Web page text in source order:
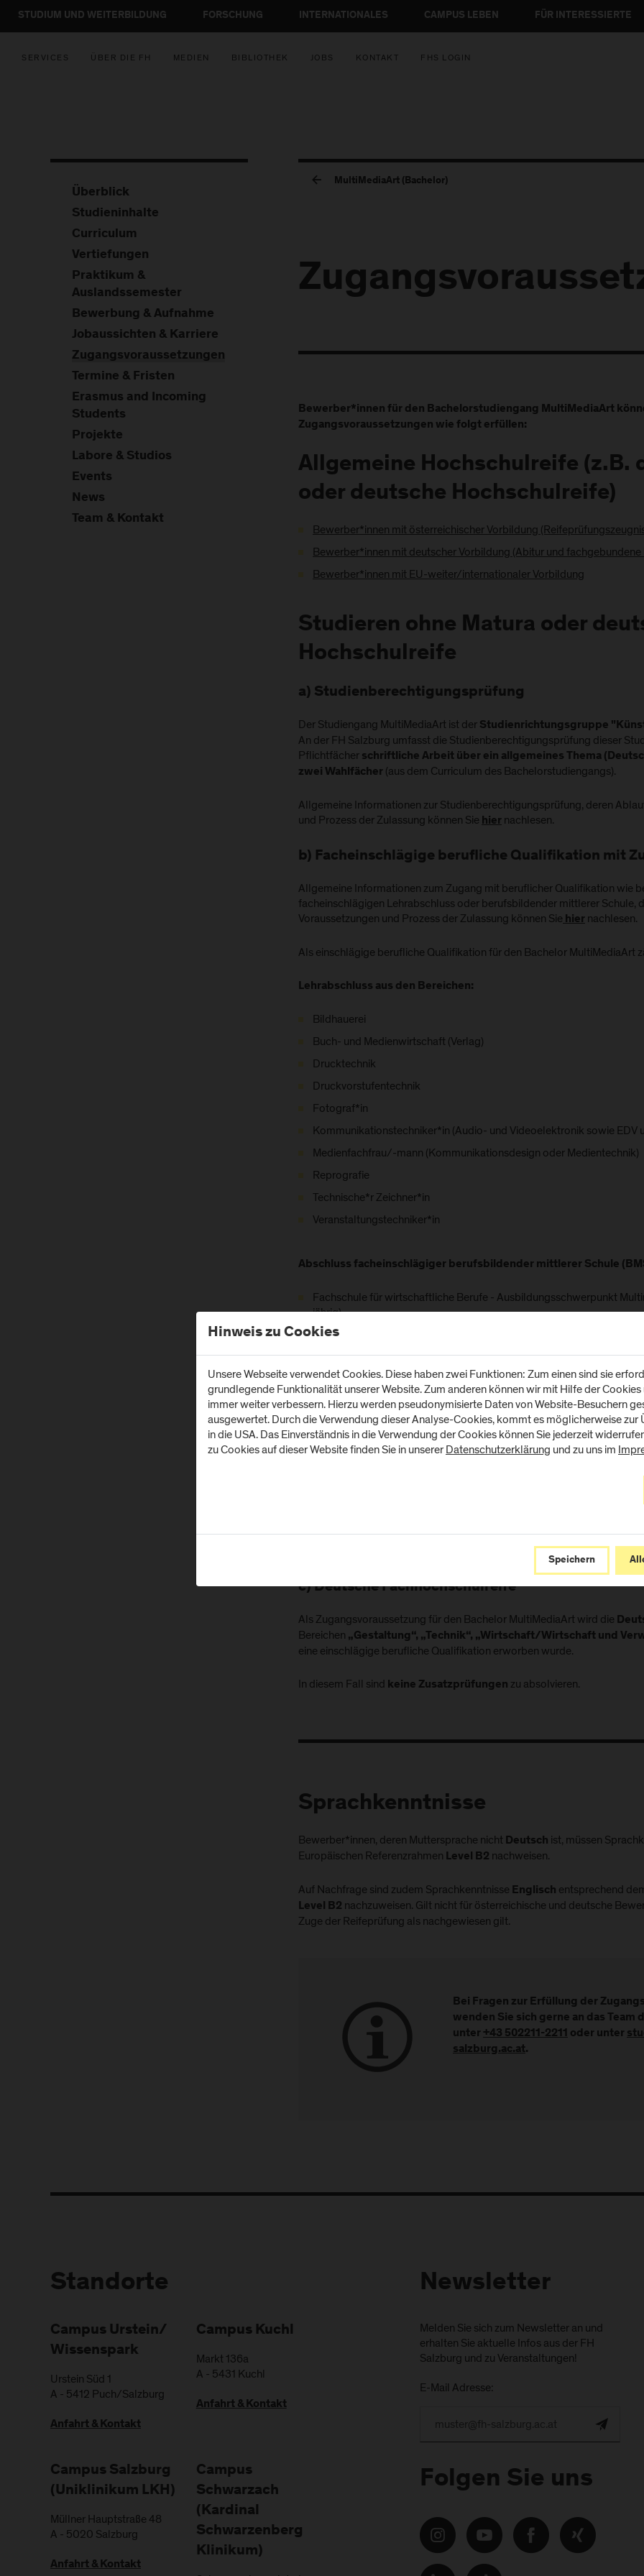
STUDIUM UND WEITERBILDUNG FORSCHUNG INTERNATIONALES CAMPUS LEBEN FÜR INTERESSIERTE
SERVICES ÜBER DIE FH MEDIEN BIBLIOTHEK JOBS KONTAKT FHS LOGIN
MultiMediaArt (Bachelor)
Bewerber*innen für den Bachelorstudiengang MultiMediaArt
Zugangsvoraussetzungen wie folgt erfüllen:
Allgemeine Hochschulreife (z.B.
oder deutsche Hochschulreife)
Bewerber*innen mit österreichischer Vorbildung
Bewerber*innen mit deutscher Vorbildung (Abitur und
Bewerber*innen mit EU-weiter/internationaler Vorbildung
Studieren ohne Matura oder
Hochschulreife
a) Studienberechtigungsprüfung
Der Studiengang MultiMediaArt ist der Studienrichtungsgruppe
An der FH Salzburg umfasst die Studienberechtigungsprüfung dieser
Pflichtfächer schriftliche Arbeit über ein allgemeines Thema
zwei Wahlfächer (aus dem Curriculum des Bachelorstudiengangs).
Allgemeine Informationen zur Studienberechtigungsprüfung, deren
und Prozess der Zulassung können Sie hier nachlesen.
b) Facheinschlägige berufliche Qualifikation mit
Allgemeine Informationen zum Zugang mit beruflicher Qualifikation wie
facheinschlägigen Lehrabschluss oder berufsbildender mittlerer Schule,
Voraussetzungen und Prozess der Zulassung können Sie hier nachlesen.
Als einschlägige berufliche Qualifikation für den Bachelor MultiMediaArt
Lehrabschluss aus den Bereichen:
Bildhauerei
Buch- und Medienwirtschaft (Verlag)
Drucktechnik
Druckvorstufentechnik
Fotograf*in
Kommunikationstechniker*in (Audio- und Videoelektronik sowie EDV
Medienfachfrau/-mann (Kommunikationsdesign oder Medientechnik)
Reprografie
Technische*r Zeichner*in
Veranstaltungstechniker*in
Abschluss facheinschlägiger berufsbildender mittlerer Schule
Fachschule für wirtschaftliche Berufe - Ausbildungsschwerpunkt
jährig)
Fachschule für wirtschaftliche Berufe - Ausbildungsschwerpunkt
Fachschule für wirtschaftliche Berufe - Ausbildungsschwerpunkt PC-
jährig)
Fachschule für Mediengestaltung und Drucktechnik (4 Jahre)
zweijährige facheinschlägige Berufserfahrung
Zu den genannten beruflichen Qualifikationen (Lehrabschluss,
Zusatzprüfungen Deutsch (Aufsatz) und
Mehr Informationen zu den Zusatzprüfungen können Siehiernachlesen.
c) Deutsche Fachhochschulreife
Als Zugangsvoraussetzung für den Bachelor MultiMediaArt wird die
Bereichen „Gestaltung“, „Technik“, „Wirtschaft/Wirtschaft und
eine einschlägige berufliche Qualifikation erworben wurde.
In diesem Fall sind keine Zusatzprüfungen zu absolvieren.
Sprachkenntnisse
Bewerber*innen, deren Muttersprache nicht Deutsch ist, müssen
Europäischen Referenzrahmen Level B2 nachweisen.
Auf Nachfrage sind zudem Sprachkenntnisse Englisch entsprechend
Level B2 nachzuweisen. Gilt nicht für österreichische und deutsche
Zuge der Reifeprüfung als nachgewiesen gilt.
Bei Fragen zur Erfüllung der
wenden Sie sich gerne an das Team
unter +43 502211-2211 oder unter
salzburg.ac.at.
Überblick
Studieninhalte
Curriculum
Vertiefungen
Praktikum &
Auslandssemester
Bewerbung & Aufnahme
Jobaussichten & Karriere
Zugangsvoraussetzungen
Termine & Fristen
Erasmus and Incoming
Students
Projekte
Labore & Studios
Events
News
Team & Kontakt
Standorte
Campus Urstein/
Wissenspark
Urstein Süd 1
A - 5412 Puch/Salzburg
Anfahrt & Kontakt
Campus Kuchl
Markt 136a
A - 5431 Kuchl
Anfahrt & Kontakt
Campus Salzburg
(Uniklinikum LKH)
Müllner Hauptstraße 48
A - 5020 Salzburg
Anfahrt & Kontakt
Campus
Schwarzach
(Kardinal
Schwarzenberg
Klinikum)
Newsletter
Melden Sie sich zum Newsletter an und
erhalten Sie aktuelle Infos aus der FH
Salzburg und zu Veranstaltungen!
E-Mail Adresse:
Folgen Sie uns
Hinweis zu Cookies
Unsere Webseite verwendet Cookies. Diese haben zwei Funktionen: Zum einen sind sie
grundlegende Funktionalität unserer Website. Zum anderen können wir mit Hilfe der Cookies
immer weiter verbessern. Hierzu werden pseudonymisierte Daten von Website-Besuchern
ausgewertet. Durch die Verwendung dieser Analyse-Cookies, kommt es möglicherweise
in die USA. Das Einverständnis in die Verwendung der Cookies können Sie jederzeit
zu Cookies auf dieser Website finden Sie in unsererDatenschutzerklärung und zu uns im
Speichern